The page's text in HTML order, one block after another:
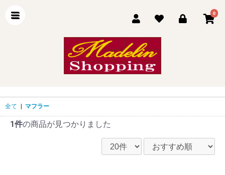
0
全て マフラー
1件の商品が見つかりました